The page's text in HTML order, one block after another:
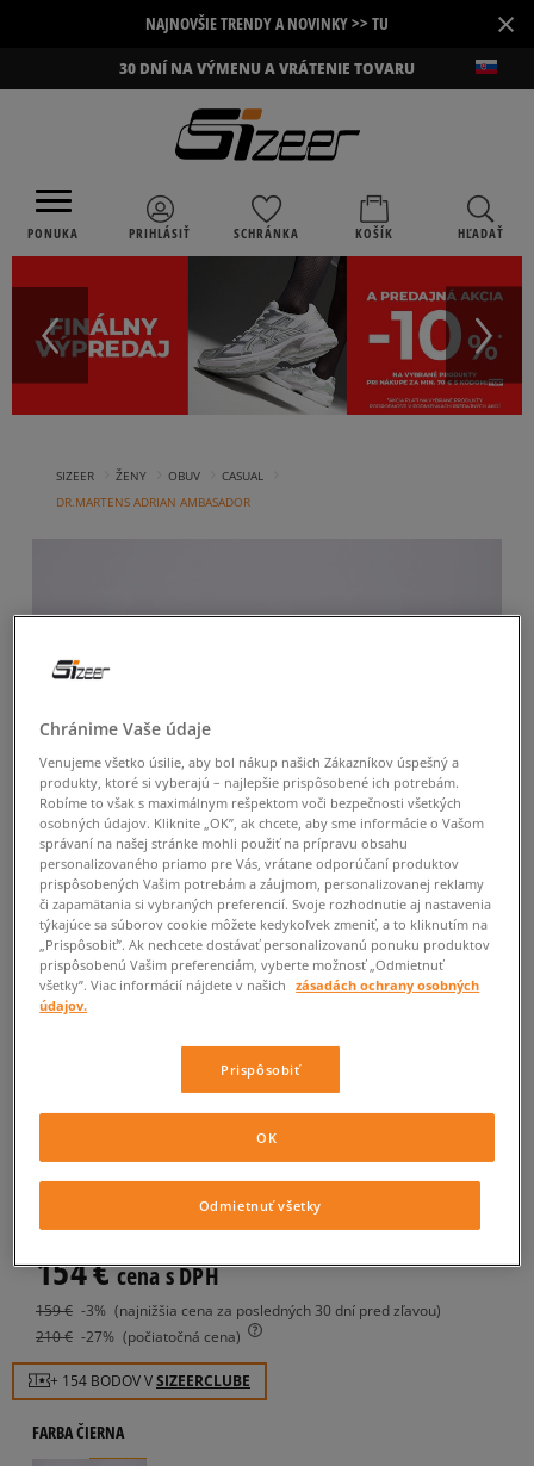
NAJNOVŠIE TRENDY A NOVINKY >> TU ×
30 DNÍ NA VÝMENU A VRÁTENIE TOVARU
PONUKA PRIHLÁSIŤ SCHRÁNKA KOŠÍK HĽADAŤ
SIZEER ŽENY OBUV CASUAL
DR.MARTENS ADRIAN AMBASADOR
DR.MARTENS ADRIAN
210€ -27% (počiatočná cena)
159€ -3% (najnižšia cena za posledných 30 dní pred zľavou)
154€cena s DPH
+ 154 BODOV VSIZEERCLUBE
FARBAČIERNA
Chránime Vaše údaje
Venujeme všetko úsilie, aby bol nákup našich Zákazníkov úspešný a
produkty, ktoré si vyberajú – najlepšie prispôsobené ich potrebám.
Robíme to však s maximálnym rešpektom voči bezpečnosti všetkých
osobných údajov. Kliknite „OK”, ak chcete, aby sme informácie o Vašom
správaní na našej stránke mohli použiť na prípravu obsahu
personalizovaného priamo pre Vás, vrátane odporúčaní produktov
prispôsobených Vašim potrebám a záujmom, personalizovanej reklamy
či zapamätania si vybraných preferencií. Svoje rozhodnutie aj nastavenia
týkajúce sa súborov cookie môžete kedykoľvek zmeniť, a to kliknutím na
„Prispôsobiť”. Ak nechcete dostávať personalizovanú ponuku produktov
prispôsobenú Vašim preferenciám, vyberte možnosť „Odmietnuť
všetky”. Viac informácií nájdete v našich
zásadách ochrany osobných
údajov.
Prispôsobiť
Odmietnuť všetky
OK